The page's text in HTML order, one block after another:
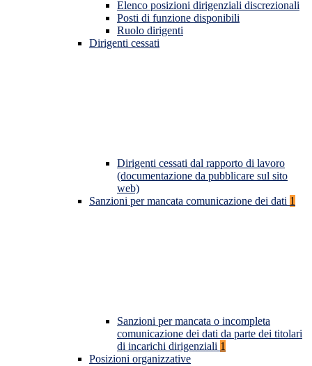
Elenco posizioni dirigenziali discrezionali
Posti di funzione disponibili
Ruolo dirigenti
Dirigenti cessati
Dirigenti cessati dal rapporto di lavoro
(documentazione da pubblicare sul sito
web)
Sanzioni per mancata comunicazione dei dati 1
Sanzioni per mancata o incompleta
comunicazione dei dati da parte dei titolari
di incarichi dirigenziali 1
Posizioni organizzative